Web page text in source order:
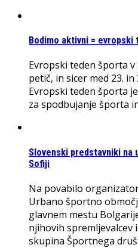
Bodimo aktivni = evropski
Evropski teden športa
petič, in sicer med 23.
Evropski teden športa
za spodbujanje športa
Slovenski predstavniki na
Sofiji
Na povabilo
Urbano športno
glavnem mestu
njihovih spremljevalcev
skupina Športnega